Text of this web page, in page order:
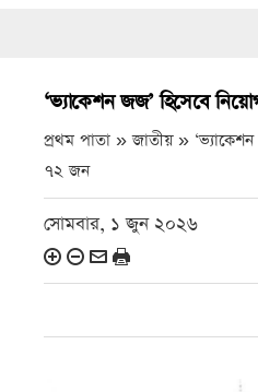
‘ভ্যাকেশন জজ’ হিসেবে
প্রথম পাতা » জাতীয় »
৭২ জন
সোমবার, ১ জুন ২০২৬